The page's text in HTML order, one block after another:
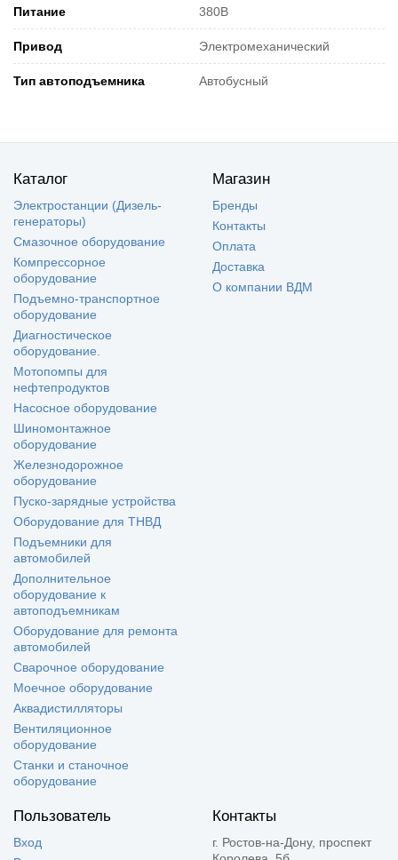
Питание 380В
Привод Электромеханический
Тип автоподъемника Автобусный
Каталог
Электростанции (Дизель-
генераторы)
Смазочное оборудование
Компрессорное
оборудование
Подъемно-транспортное
оборудование
Диагностическое
оборудование.
Мотопомпы для
нефтепродуктов
Насосное оборудование
Шиномонтажное
оборудование
Железнодорожное
оборудование
Пуско-зарядные устройства
Оборудование для ТНВД
Подъемники для
автомобилей
Дополнительное
оборудование к
автоподъемникам
Оборудование для ремонта
автомобилей
Сварочное оборудование
Моечное оборудование
Аквадистилляторы
Вентиляционное
оборудование
Станки и станочное
оборудование
Магазин
Бренды
Контакты
Оплата
Доставка
О компании ВДМ
Пользователь
Вход
Контакты
г. Ростов-на-Дону, проспект